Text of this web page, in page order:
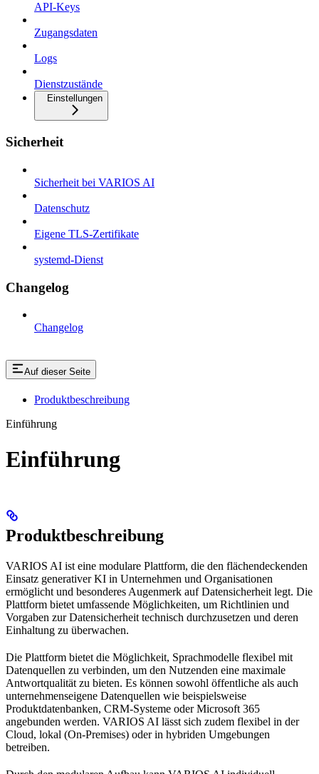
API-Keys
Zugangsdaten
Logs
Dienstzustände
Einstellungen
Sicherheit
Sicherheit bei VARIOS AI
Datenschutz
Eigene TLS-Zertifikate
systemd-Dienst
Changelog
Changelog
Auf dieser Seite
Produktbeschreibung
Einführung
Einführung
Produktbeschreibung
VARIOS AI ist eine modulare Plattform, die den flächendeckenden
Einsatz generativer KI in Unternehmen und Organisationen
ermöglicht und besonderes Augenmerk auf Datensicherheit legt. Die
Plattform bietet umfassende Möglichkeiten, um Richtlinien und
Vorgaben zur Datensicherheit technisch durchzusetzen und deren
Einhaltung zu überwachen.
Die Plattform bietet die Möglichkeit, Sprachmodelle flexibel mit
Datenquellen zu verbinden, um den Nutzenden eine maximale
Antwortqualität zu bieten. Es können sowohl öffentliche als auch
unternehmenseigene Datenquellen wie beispielsweise
Produktdatenbanken, CRM-Systeme oder Microsoft 365
angebunden werden. VARIOS AI lässt sich zudem flexibel in der
Cloud, lokal (On-Premises) oder in hybriden Umgebungen
betreiben.